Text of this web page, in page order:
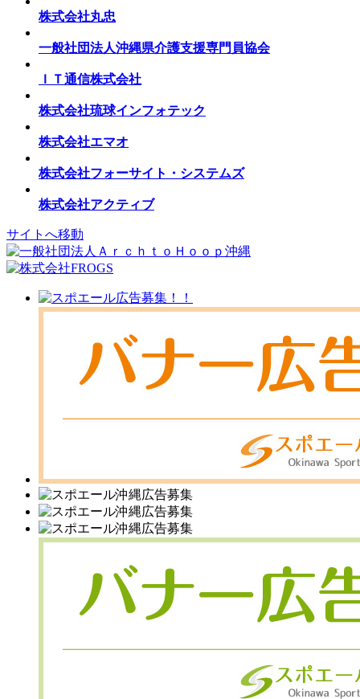
株式会社丸忠
一般社団法人沖縄県介護支援専門員協会
ＩＴ通信株式会社
株式会社琉球インフォテック
株式会社エマオ
株式会社フォーサイト・システムズ
株式会社アクティブ
サイトへ移動